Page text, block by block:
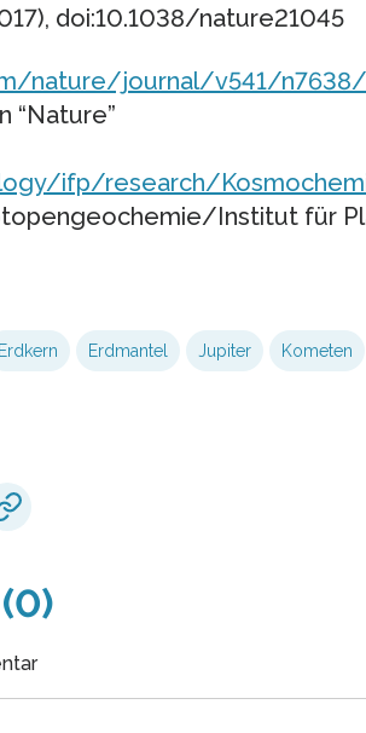
doi:10.1038/nature21045
nature/journal/v541/
“Nature”
ifp/research/
Institut für
Erdkern Erdmantel Jupiter Kometen